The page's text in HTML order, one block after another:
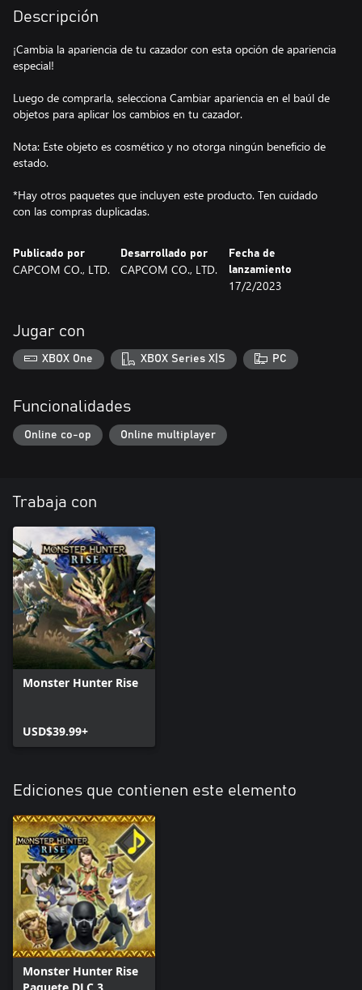
Descripción
¡Cambia la apariencia de tu cazador con esta opción de apariencia
especial!
Luego de comprarla, selecciona Cambiar apariencia en el baúl de
objetos para aplicar los cambios en tu cazador.
Nota: Este objeto es cosmético y no otorga ningún beneficio de
estado.
*Hay otros paquetes que incluyen este producto. Ten cuidado
con las compras duplicadas.
Publicado por
CAPCOM CO., LTD.
Desarrollado por
CAPCOM CO., LTD.
Fecha de
lanzamiento
17/2/2023
Jugar con
XBOX One XBOX Series X|S PC
Funcionalidades
Online co-op Online multiplayer
Trabaja con
Monster Hunter Rise
USD$39.99+
Ediciones que contienen este elemento
Monster Hunter Rise